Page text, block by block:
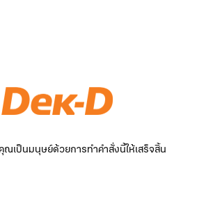
ณเป็นมนุษย์ด้วยการทำคำสั่งนี้ให้เสร็จสิ้น